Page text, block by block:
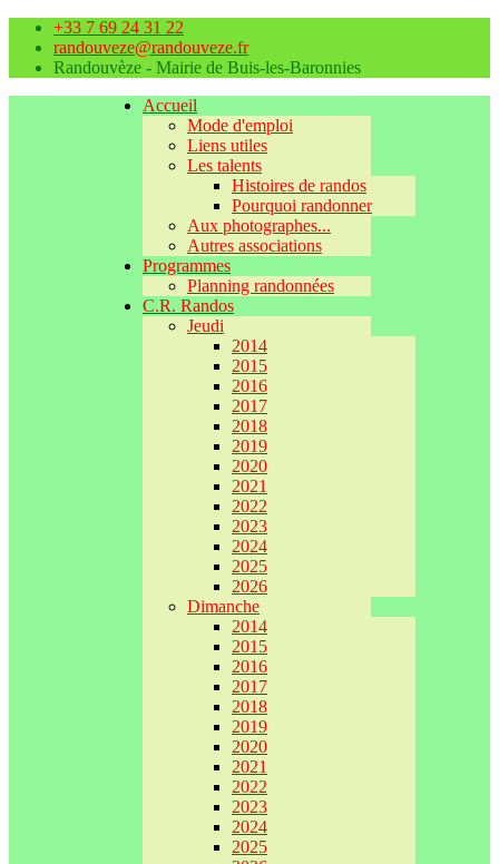
+33 7 69 24 31 22
randouveze@randouveze.fr
Randouvèze - Mairie de Buis-les-Baronnies
Accueil
Mode d'emploi
Liens utiles
Les talents
Histoires de randos
Pourquoi randonner
Aux photographes...
Autres associations
Programmes
Planning randonnées
C.R. Randos
Jeudi
2014
2015
2016
2017
2018
2019
2020
2021
2022
2023
2024
2025
2026
Dimanche
2014
2015
2016
2017
2018
2019
2020
2021
2022
2023
2024
2025